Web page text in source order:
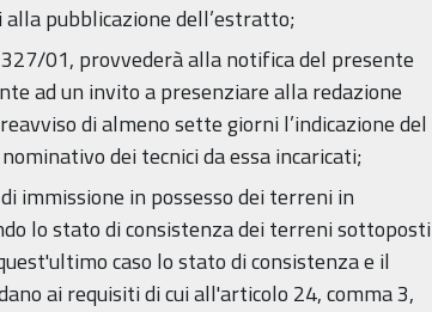
pubblicazione dell’estratto;
327/01, provvederà alla notifica del presente
ad un invito a presenziare alla redazione
di almeno sette giorni l’indicazione del
dei tecnici da essa incaricati;
immissione in possesso dei terreni in
lo stato di consistenza dei terreni sottoposti
caso lo stato di consistenza e il
ai requisiti di cui all'articolo 24, comma 3,